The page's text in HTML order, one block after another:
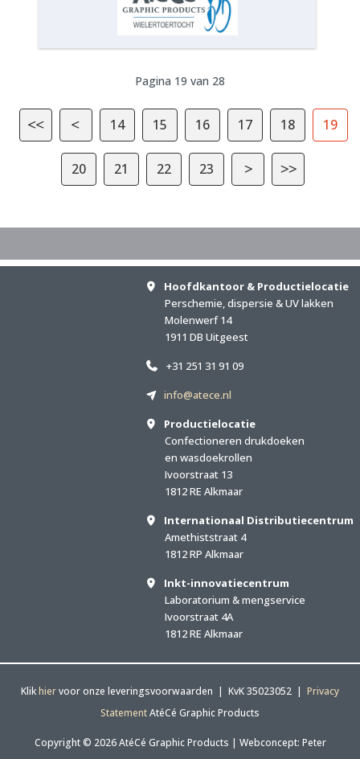
Pagina 19 van 28
14 15 16 17 18 19
20 21 22 23
Hoofdkantoor & Productielocatie
Perschemie, dispersie & UV lakken
Molenwerf 14
1911 DB Uitgeest
+31 251 31 91 09
info@atece.nl
Productielocatie
Confectioneren drukdoeken
en wasdoekrollen
Ivoorstraat 13
1812 RE Alkmaar
Internationaal Distributiecentrum
Amethiststraat 4
1812 RP Alkmaar
Inkt-innovatiecentrum
Laboratorium & mengservice
Ivoorstraat 4A
1812 RE Alkmaar
Klikhiervoor onze leveringsvoorwaarden | KvK 35023052 | Privacy
StatementAtéCé Graphic Products
Copyright © 2026 AtéCé Graphic Products | Webconcept: Peter